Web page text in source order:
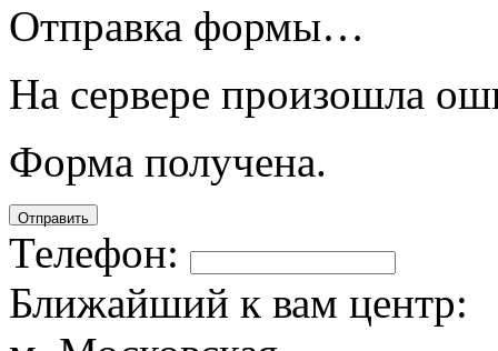
Отправка формы…
На сервере произошла
Форма получена.
Отправить
Телефон:
Ближайший к вам центр: